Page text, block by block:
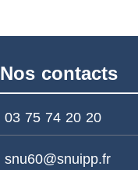
Nos contacts
03 75 74 20 20
snu60@snuipp.fr